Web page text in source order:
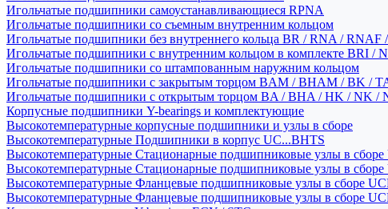
Игольчатые подшипники самоустанавливающиеся RPNA
Игольчатые подшипники со съемным внутренним кольцом
Игольчатые подшипники без внутреннего кольца BR / RNA /
Игольчатые подшипники с внутренним кольцом в комплекте BRI
Игольчатые подшипники со штампованным наружним кольцом
Игольчатые подшипники с закрытым торцом BAM / BHAM / BK /
Игольчатые подшипники с открытым торцом BA / BHA / HK / NK /
Корпусные подшипники Y-bearings и комплектующие
Высокотемпературные корпусные подшипники и узлы в сборе
Высокотемпературные Подшипники в корпус UC...BHTS
Высокотемпературные Стационарные подшипниковые узлы в сборе
Высокотемпературные Стационарные подшипниковые узлы в
Высокотемпературные Фланцевые подшипниковые узлы в сборе
Высокотемпературные Фланцевые подшипниковые узлы в сборе